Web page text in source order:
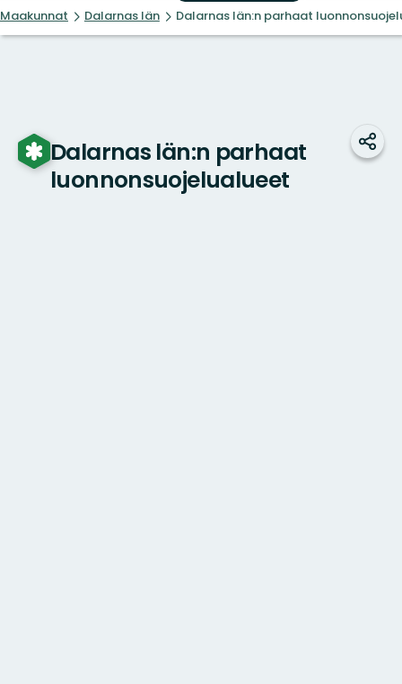
Maakunnat Dalarnas län Dalarnas län:n parhaat
Dalarnas län:n parhaat
luonnonsuojelualueet
Jaa